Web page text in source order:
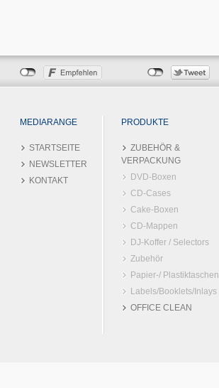
MEDIARANGE PRODUKTE
STARTSEITE
NEWSLETTER
KONTAKT
ZUBEHÖR &
VERPACKUNG
DVD-Boxen
CD-Cases
Cake-Boxen
CD-Mappen
DJ-Koffer / Selectors
Zubehör
Papier-/ Plastiktaschen
Labels/Booklets/Inlays
OFFICE CLEAN